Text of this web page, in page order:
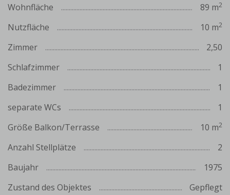
Wohnfläche
89 m2
Nutzfläche 10 m2
Zimmer
2,50
Schlafzimmer
1
Badezimmer
1
separate WCs
1
Größe Balkon/Terrasse
10 m2
Anzahl Stellplätze
2
Baujahr
1975
Zustand des Objektes
Gepflegt